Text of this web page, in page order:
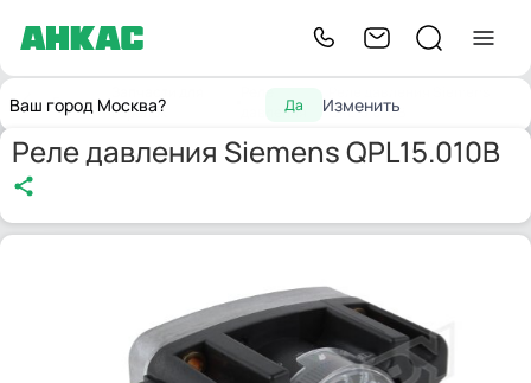
Ваш город Москва? Да Изменить
Главнаягорелок
давления
QPL15.010B
Реле давления Siemens QPL15.010B